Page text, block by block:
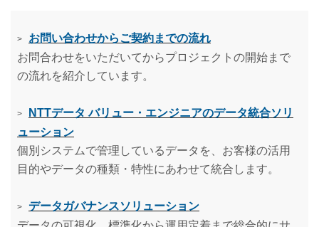
> お問い合わせからご契約までの流れ
お問合わせをいただいてからプロジェクトの開始まで
の流れを紹介しています。
>
NTTデータ バリュー・エンジニアのデータ統合ソリ
ューション
個別システムで管理しているデータを、お客様の活用
目的やデータの種類・特性にあわせて統合します。
> データガバナンスソリューション